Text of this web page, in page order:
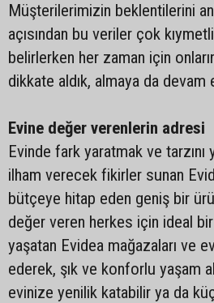
Müşterilerimizin beklentilerini
açısından bu veriler çok
belirlerken her zaman için
dikkate aldık, almaya da
Evine değer verenlerin adresi
Evinde fark yaratmak ve
ilham verecek fikirler sunan
bütçeye hitap eden geniş bir
değer veren herkes için ideal
yaşatan Evidea mağazaları ve
ederek, şık ve konforlu yaşam
evinize yenilik katabilir ya da